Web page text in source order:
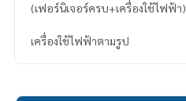
(เฟอร์นิเจอร์ครบ+เครื่องใช้ไฟฟ้า)
เครื่องใช้ไฟฟ้าตามรูป